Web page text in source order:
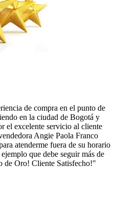
de compra en el punto de
en la ciudad de Bogotá y
el excelente servicio al cliente
Angie Paola Franco
atenderme fuera de su horario
que debe seguir más de
de Oro! Cliente Satisfecho!"